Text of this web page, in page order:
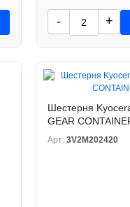
- +
Шестерня
GEAR
Арт: 3V2M202420